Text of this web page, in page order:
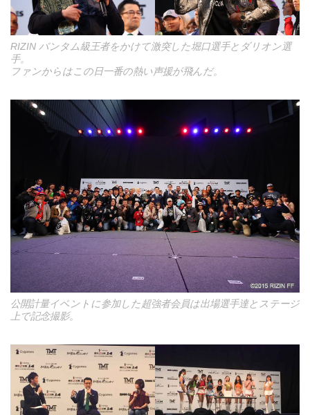
RIZIN バンタム級王者をかけて激突した堀口選手とダリオン選
手。
ファンからはこの日一番の熱い声援が飛んだ。
公開計量イベントに参加した超強者会員は出場選手達とステージ
上で記念撮影。